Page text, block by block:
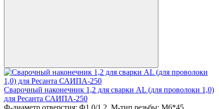
Сварочный наконечник 1,2 для сварки AL (для проволоки 1,0)
для Ресанта САИПА-250
Ф-диаметр отверстия: Ф1.0/1.2, М-тип резьбы: M6*45